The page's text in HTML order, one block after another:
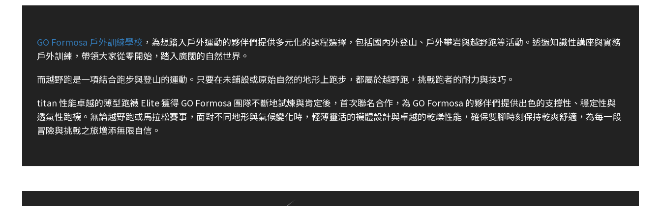
GO Formosa 戶外訓練學校 ，為想踏入戶外運動的夥伴們提供多元化的課程選擇，包括國內外登山、戶外攀岩與越野跑等活動。透過知識性講座與實務
戶外訓練，帶領大家從零開始，踏入廣闊的自然世界。
而越野跑是一項結合跑步與登山的運動。只要在未鋪設或原始自然的地形上跑步，都屬於越野跑，挑戰跑者的耐力與技巧。
titan 性能卓越的薄型跑襪 Elite 獲得 GO Formosa 團隊不斷地試煉與肯定後，首次聯名合作，為 GO Formosa 的夥伴們提供出色的支撐性、穩定性與
透氣性跑襪。無論越野跑或馬拉松賽事，面對不同地形與氣候變化時，輕薄靈活的襪體設計與卓越的乾燥性能，確保雙腳時刻保持乾爽舒適，為每一段
冒險與挑戰之旅增添無限自信。